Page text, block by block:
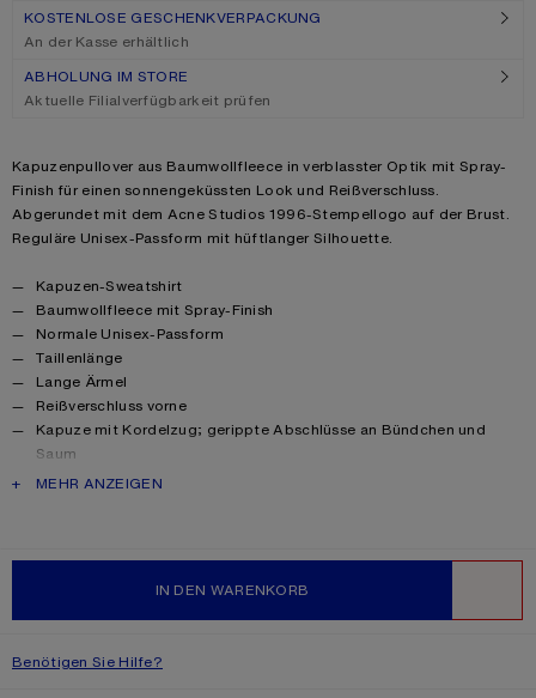
IN DEN WARENKORB
KOSTENLOSE GESCHENKVERPACKUNG
An der Kasse erhältlich
ABHOLUNG IM STORE
Aktuelle Filialverfügbarkeit prüfen
Product description
Kapuzenpullover aus Baumwollfleece in verblasster Optik mit Spray-
Finish für einen sonnengeküssten Look und Reißverschluss.
Abgerundet mit dem Acne Studios 1996-Stempellogo auf der Brust.
Reguläre Unisex-Passform mit hüftlanger Silhouette.
Product details
Kapuzen-Sweatshirt
Baumwollfleece mit Spray-Finish
Normale Unisex-Passform
Taillenlänge
Lange Ärmel
Reißverschluss vorne
Kapuze mit Kordelzug; gerippte Abschlüsse an Bündchen und
Saum
Kängurutaschen
Style ID: FN-UX-SWEA000108
Product information
Außenmaterial: 100 % Baumwolle, Futter: 100 % Baumwolle
PRODUCT DESCRIPTION
MEHR ANZEIGEN
Benötigen Sie Hilfe?